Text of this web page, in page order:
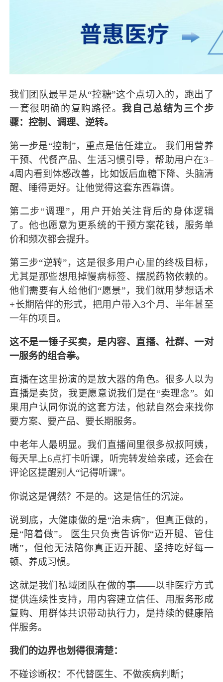
我们团队最早是从“控糖”这个点切入的，跑出了
一套很明确的复购路径。我自己总结为三个步
骤：控制、调理、逆转。
第一步是“控制”，重点是信任建立。 我们用营养
干预、代餐产品、生活习惯引导，帮助用户在3–
4周内看到体感改善，比如饭后血糖下降、头脑清
醒、睡得更好。让他觉得这套东西靠谱。
第二步“调理”，用户开始关注背后的身体逻辑
了。他也愿意为更系统的干预方案花钱，服务单
价和频次都会提升。
第三步“逆转”，这是很多用户心里的终极目标，
尤其是那些想甩掉慢病标签、摆脱药物依赖的。
他们需要有人给他们“愿景”，我们就用梦想话术
+长期陪伴的形式，把用户带入3个月、半年甚至
一年的项目。
这不是一锤子买卖，是内容、直播、社群、一对
一服务的组合拳。
直播在这里扮演的是放大器的角色。很多人以为
直播是卖货，我更愿意说我们是在“卖理念”。如
果用户认同你说的这套方法，他就自然会来找你
要方案、要产品、要长期服务。
中老年人最明显。我们直播间里很多叔叔阿姨，
每天早上6点打卡听课，听完转发给亲戚，还会在
评论区提醒别人“记得听课”。
你说这是偶然？不是的。这是信任的沉淀。
说到底，大健康做的是“治未病”，但真正做的，
是“陪着做”。 医生只负责告诉你“迈开腿、管住
嘴”，但他无法陪你真正迈开腿、坚持吃好每一
顿、养成习惯。
这就是我们私域团队在做的事——以非医疗方式
提供连续性支持，用内容建立信任、用服务形成
复购、用群体共识带动执行力，是持续的健康陪
伴服务。
我们的边界也划得很清楚：
不碰诊断权：不代替医生、不做疾病判断；